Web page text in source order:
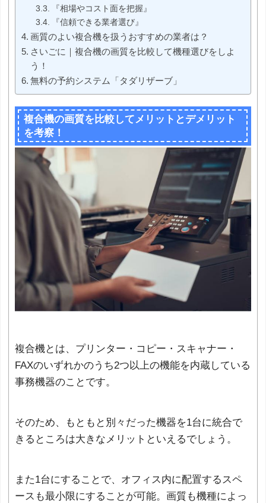
『相場やコスト面を把握』
『信頼できる業者選び』
画質のよい複合機を扱うおすすめの業者は？
さいごに｜複合機の画質を比較して機種選びをしよ
う！
無料の予約システム「タダリザーブ」
複合機の画質を比較してメリットとデメリット
を考察！
複合機とは、プリンター・コピー・スキャナー・
FAXのいずれかのうち2つ以上の機能を内蔵している
事務機器のことです。
そのため、もともと別々だった機器を1台に統合で
きるところは大きなメリットといえるでしょう。
また1台にすることで、オフィス内に配置するスペ
ースも最小限にすることが可能。画質も機種によっ